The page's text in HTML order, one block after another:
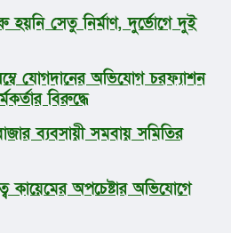
সেতু নির্মাণ, দুর্ভোগে দুই
যোগদানের অভিযোগ চরফ্যাশন
বিরুদ্ধে
ব্যবসায়ী সমবায় সমিতির
কায়েমের অপচেষ্টার অভিযোগে